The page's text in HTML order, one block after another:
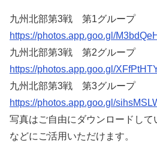
九州北部第3戦 第1グループ
https://photos.app.goo.gl/
九州北部第3戦 第2グループ
https://photos.app.goo.gl/
九州北部第3戦 第3グループ
https://photos.app.goo.gl/
写真はご自由にダウンロードし
などにご活用いただけます。